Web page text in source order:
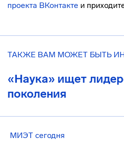
проекта ВКонтакте и
ТАКЖЕ ВАМ МОЖЕТ БЫТЬ
«Наука» ищет
поколения
МИЭТ сегодня